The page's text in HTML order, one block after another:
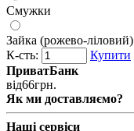
Смужки
Зайка (рожево-ліловий)
К-сть:
Купити
ПриватБанк
від66грн.
Як ми доставляємо?
Наші сервіси